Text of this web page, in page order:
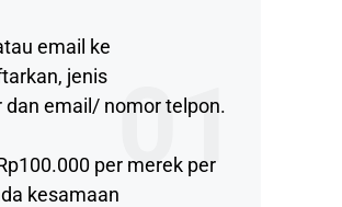
email ke
jenis
email/ nomor telpon.
per merek per
kesamaan
01